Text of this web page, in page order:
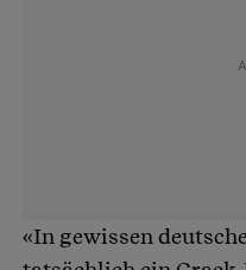
«In gewissen